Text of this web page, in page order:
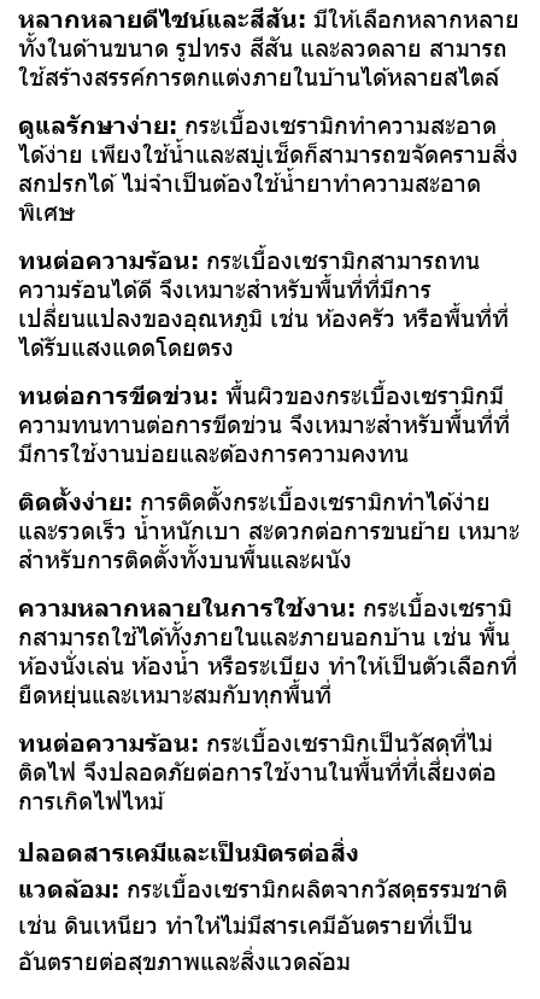
หลากหลายดีไซน์และสีสัน: มีให้เลือกหลากหลาย
ทั้งในด้านขนาด รูปทรง สีสัน และลวดลาย สามารถ
ใช้สร้างสรรค์การตกแต่งภายในบ้านได้หลายสไตล์
ดูแลรักษาง่าย: กระเบื้องเซรามิกทำความสะอาด
ได้ง่าย เพียงใช้น้ำและสบู่เช็ดก็สามารถขจัดคราบสิ่ง
สกปรกได้ ไม่จำเป็นต้องใช้น้ำยาทำความสะอาด
พิเศษ
ทนต่อความร้อน: กระเบื้องเซรามิกสามารถทน
ความร้อนได้ดี จึงเหมาะสำหรับพื้นที่ที่มีการ
เปลี่ยนแปลงของอุณหภูมิ เช่น ห้องครัว หรือพื้นที่ที่
ได้รับแสงแดดโดยตรง
ทนต่อการขีดข่วน: พื้นผิวของกระเบื้องเซรามิกมี
ความทนทานต่อการขีดข่วน จึงเหมาะสำหรับพื้นที่ที่
มีการใช้งานบ่อยและต้องการความคงทน
ติดตั้งง่าย: การติดตั้งกระเบื้องเซรามิกทำได้ง่าย
และรวดเร็ว น้ำหนักเบา สะดวกต่อการขนย้าย เหมาะ
สำหรับการติดตั้งทั้งบนพื้นและผนัง
ความหลากหลายในการใช้งาน: กระเบื้องเซรามิ
กสามารถใช้ได้ทั้งภายในและภายนอกบ้าน เช่น พื้น
ห้องนั่งเล่น ห้องน้ำ หรือระเบียง ทำให้เป็นตัวเลือกที่
ยืดหยุ่นและเหมาะสมกับทุกพื้นที่
ทนต่อความร้อน: กระเบื้องเซรามิกเป็นวัสดุที่ไม่
ติดไฟ จึงปลอดภัยต่อการใช้งานในพื้นที่ที่เสี่ยงต่อ
การเกิดไฟไหม้
ปลอดสารเคมีและเป็นมิตรต่อสิ่ง
แวดล้อม: กระเบื้องเซรามิกผลิตจากวัสดุธรรมชาติ
เช่น ดินเหนียว ทำให้ไม่มีสารเคมีอันตรายที่เป็น
อันตรายต่อสุขภาพและสิ่งแวดล้อม